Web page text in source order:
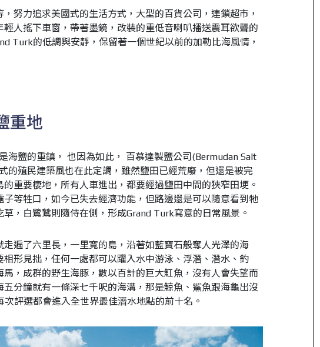
努力追求美國式的生活方式，大型的百貨公司，連鎖超市，
人搖下車窗，帶著墨鏡，改裝的重低音喇叭播送震耳欲聾的
Turk的低調與安靜，保留著一個世紀以前的加勒比海風情，
重地
海鹽的重鎮， 也因為如此， 百慕達製鹽公司(Bermudan Salt
的殖民建築風也在此定調，雖然鹽田已經荒廢，但還是被完
重要棲地，所有人車進出，都要經過鹽田中間的狹窄田埂。
等牲口，如今已失去經濟功能，但路邊還是可以隨意看到牠
，白鷺鷥則隨侍在側，形成Grand Turk寫意的日常風景。
遍了六里長，一里寬的島，沿著如藍寶石般奪人光澤的海
形見拙，任何一處都可以躍入水中游泳、浮潛、潛水、釣
，成群的野生海豚，數以百計的巨大魟魚，沒有人會失望而
五分鐘就有一條深七千呎的海溝，那是鯨魚、鯊魚跟海龜出沒
評選都會進入全世界最佳潛水地點的前十名。